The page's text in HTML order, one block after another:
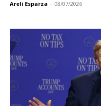
Areli Esparza - 08/07/2026